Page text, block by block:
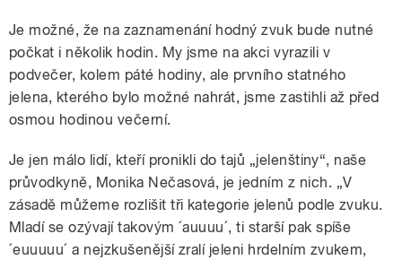
Je možné, že na zaznamenání hodný zvuk bude nutné
počkat i několik hodin. My jsme na akci vyrazili v
podvečer, kolem páté hodiny, ale prvního statného
jelena, kterého bylo možné nahrát, jsme zastihli až před
osmou hodinou večerní.
Je jen málo lidí, kteří pronikli do tajů „jelenštiny“, naše
průvodkyně, Monika Nečasová, je jedním z nich. „V
zásadě můžeme rozlišit tři kategorie jelenů podle zvuku.
Mladí se ozývají takovým ´auuuu´, ti starší pak spíše
´euuuuu´ a nejzkušenější zralí jeleni hrdelním zvukem,